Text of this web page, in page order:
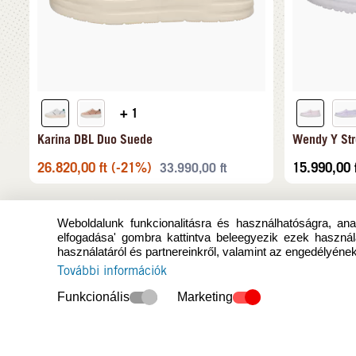
+ 1
Karina DBL Duo Suede
26.820,00 ft (-21%) 33.990,00 ft
Wendy Y
15.990,00
Weboldalunk funkcionalitásra és használhatóságra,
elfogadása' gombra kattintva beleegyezik ezek
használatáról és partnereinkről, valamint az
További információk
Funkcionális Marketing